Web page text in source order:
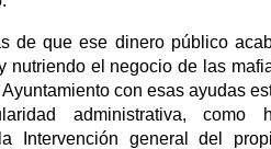
de que ese dinero público
nutriendo el negocio de las
con esas ayudas
administrativa, como
Intervención general del